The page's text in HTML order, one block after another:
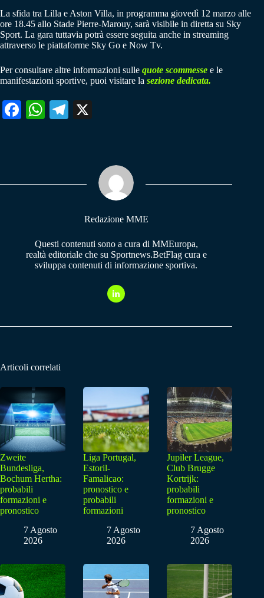
La sfida tra Lilla e Aston Villa, in programma giovedì 12 marzo alle
ore 18.45 allo Stade Pierre-Marouy, sarà visibile in diretta su Sky
Sport. La gara tuttavia potrà essere seguita anche in streaming
attraverso le piattaforme Sky Go e Now Tv.
Per consultare altre informazioni sulle quote scommesse e le
manifestazioni sportive, puoi visitare la sezione dedicata.
Fa W
pp
Te
m
Redazione MME
Questi contenuti sono a cura di MMEuropa,
realtà editoriale che su Sportnews.BetFlag cura e
sviluppa contenuti di informazione sportiva.
Articoli correlati
Zweite
Bundesliga,
Bochum Hertha:
probabili
formazioni e
pronostico
7 Agosto
2026
Liga Portugal,
Estoril-
Famalicao:
pronostico e
probabili
formazioni
7 Agosto
2026
Jupiler League,
Club Brugge
Kortrijk:
probabili
formazioni e
pronostico
7 Agosto
2026